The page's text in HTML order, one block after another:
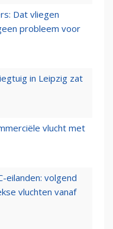
Dat vliegen
probleem voor
in Leipzig zat
vlucht met
eilanden: volgend
vluchten vanaf